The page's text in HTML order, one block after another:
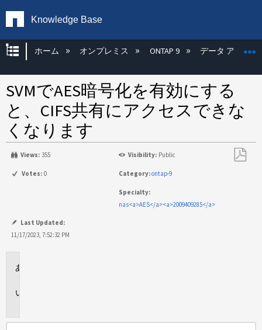
Knowledge Base
グローバル階層を展開/折りたたむ
ホーム オンプレミス ONTAP 9 データ アクセス
SVMでAES暗号化を有効にする
と、CIFS共有にアクセスできな
くなります
Views: 355 Visibility: Public
Votes: 0 Category:ontap-9
Specialty:
nas<a>AES</a><a>2009409285</a>
Last Updated:
11/17/2023, 7:52:32 PM